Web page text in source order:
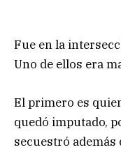
Fue en la
Uno de ellos era
El primero es
quedó imputado,
secuestró